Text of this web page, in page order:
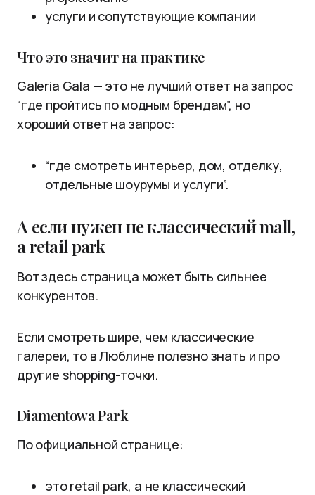
услуги и сопутствующие компании
Что это значит на практике
Galeria Gala — это не лучший ответ на запрос
“где пройтись по модным брендам”, но
хороший ответ на запрос:
“где смотреть интерьер, дом, отделку,
отдельные шоурумы и услуги”.
А если нужен не классический mall,
а retail park
Вот здесь страница может быть сильнее
конкурентов.
Если смотреть шире, чем классические
галереи, то в Люблине полезно знать и про
другие shopping-точки.
Diamentowa Park
По официальной странице:
это retail park, а не классический